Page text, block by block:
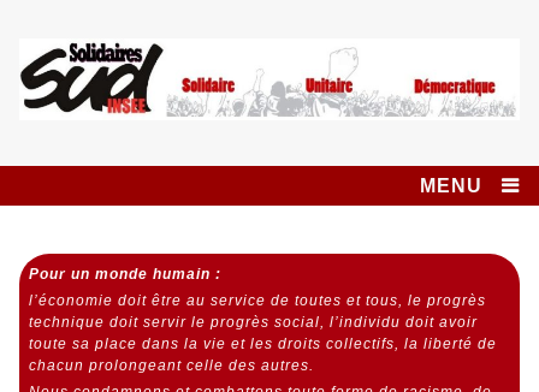
content
Syndicat SUD
INSEE SOLIDAIRES
MENU
Pour un monde humain :
l’économie doit être au service de toutes et tous,le progrès
technique doit servir le progrès social,l’individu doit avoir
toute sa place dans la vie et les droits collectifs, la liberté de
chacun prolongeant celle des autres.